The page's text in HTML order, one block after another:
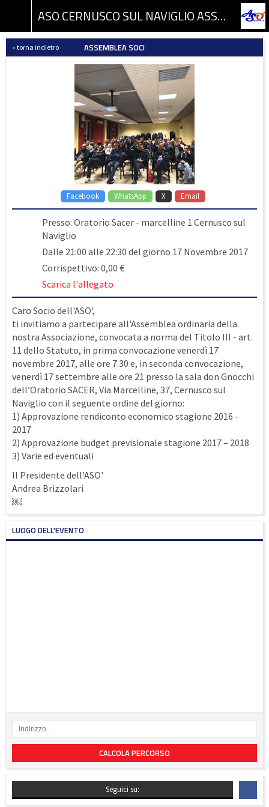
ASO CERNUSCO SUL NAVIGLIO ASSOCIAZIONE SPORTIVA DILETTANTISTICA
« torna indietro ASSEMBLEA SOCI
Facebook WhatsApp X Email
Presso: Oratorio Sacer - marcelline 1 Cernusco sul
Naviglio
Dalle 21:00 alle 22:30 del giorno 17 Novembre 2017
Corrispettivo: 0,00 €
Scarica l'allegato
Caro Socio dell'ASO',
ti invitiamo a partecipare all'Assemblea ordinaria della
nostra Associazione, convocata a norma del Titolo III - art.
11 dello Statuto, in prima convocazione venerdì 17
novembre 2017, alle ore 7.30 e, in seconda convocazione,
venerdì 17 settembre alle ore 21 presso la sala don Gnocchi
dell’Oratorio SACER, Via Marcelline, 37, Cernusco sul
Naviglio con il seguente ordine del giorno:
1) Approvazione rendiconto economico stagione 2016 -
2017
2) Approvazione budget previsionale stagione 2017 – 2018
3) Varie ed eventuali
ll Presidente dell'ASO'
Andrea Brizzolari
￼
LUOGO DELL'EVENTO
CALCOLA PERCORSO
Seguici su: